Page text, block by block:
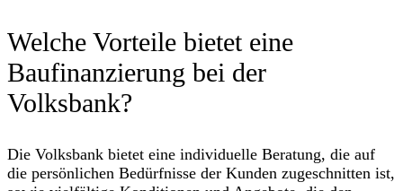
Welche Vorteile bietet eine
Baufinanzierung bei der
Volksbank?
Die Volksbank bietet eine individuelle Beratung, die auf
die persönlichen Bedürfnisse der Kunden zugeschnitten ist,